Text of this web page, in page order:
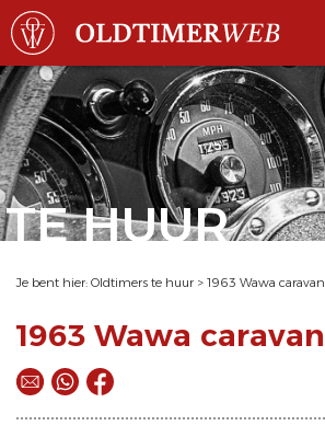
TE HUUR
Je bent hier: Oldtimers te huur > 1963 Wawa caravan
1963 Wawa caravan